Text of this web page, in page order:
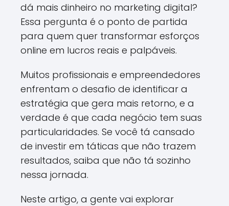
dá mais dinheiro no marketing digital?
Essa pergunta é o ponto de partida
para quem quer transformar esforços
online em lucros reais e palpáveis.
Muitos profissionais e empreendedores
enfrentam o desafio de identificar a
estratégia que gera mais retorno, e a
verdade é que cada negócio tem suas
particularidades. Se você tá cansado
de investir em táticas que não trazem
resultados, saiba que não tá sozinho
nessa jornada.
Neste artigo, a gente vai explorar